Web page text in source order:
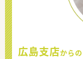
広島支店からの